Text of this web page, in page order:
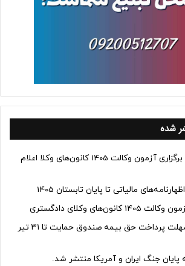
شده
زمان قطعی و رسمی برگزاری آزمون وکالت 1405 کانون‌های وکلا اعلام
مالیاتی تا پایان تابستان 1405
وکلای دادگستری
خبر مهم برای وکلا: مهلت پرداخت حق بیمه صندوق حمایت تا ۳۱ تیر
پایان جنگ ایران و آمریکا منتشر شد.